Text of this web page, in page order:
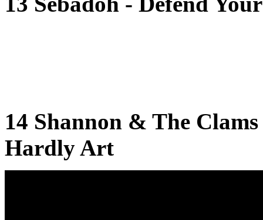
14 Shannon & The
Hardly Art